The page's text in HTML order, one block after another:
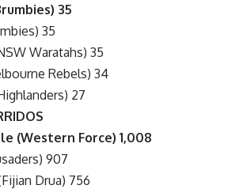
35
35
Waratahs) 35
Rebels) 34
27
(Western Force) 1,008
907
Drua) 756